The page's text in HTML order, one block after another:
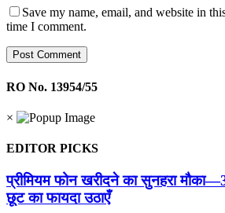
Save my name, email, and website in
time I comment.
RO No. 13954/55
×
EDITOR PICKS
प्रीमियम फोन खरीदने का सुनहरा
छूट का फायदा उठाएँ